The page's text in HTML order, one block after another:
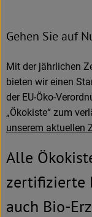
Gehen Sie auf
Mit der jährlichen
bieten wir einen
der EU-Öko-
„Ökokiste“ zum
unserem aktuellen
Alle
zertifizierte
auch Bio-